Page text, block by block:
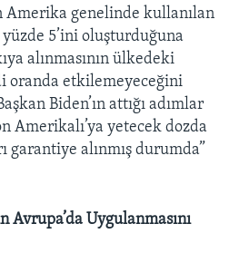
Amerika genelinde kullanılan
yüzde 5’ini oluşturduğuna
alınmasının ülkedeki
oranda etkilemeyeceğini
Biden’ın attığı adımlar
Amerikalı’ya yetecek dozda
garantiye alınmış durumda”
Avrupa’da Uygulanmasını